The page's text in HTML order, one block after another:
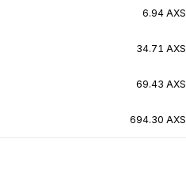
6.94 AXS
34.71 AXS
69.43 AXS
694.30 AXS